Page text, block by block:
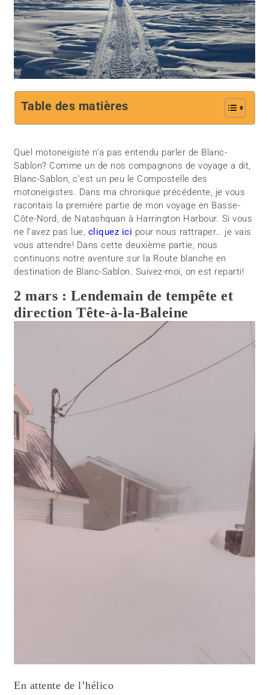
Table des matières
Quel motoneigiste n’a pas entendu parler de Blanc-
Sablon? Comme un de nos compagnons de voyage a dit,
Blanc-Sablon, c’est un peu le Compostelle des
motoneigistes. Dans ma chronique précédente, je vous
racontais la première partie de mon voyage en Basse-
Côte-Nord, de Natashquan à Harrington Harbour. Si vous
ne l’avez pas lue, cliquez ici pour nous rattraper… je vais
vous attendre! Dans cette deuxième partie, nous
continuons notre aventure sur la Route blanche en
destination de Blanc-Sablon. Suivez-moi, on est reparti!
2 mars : Lendemain de tempête et
direction Tête-à-la-Baleine
En attente de l’hélico